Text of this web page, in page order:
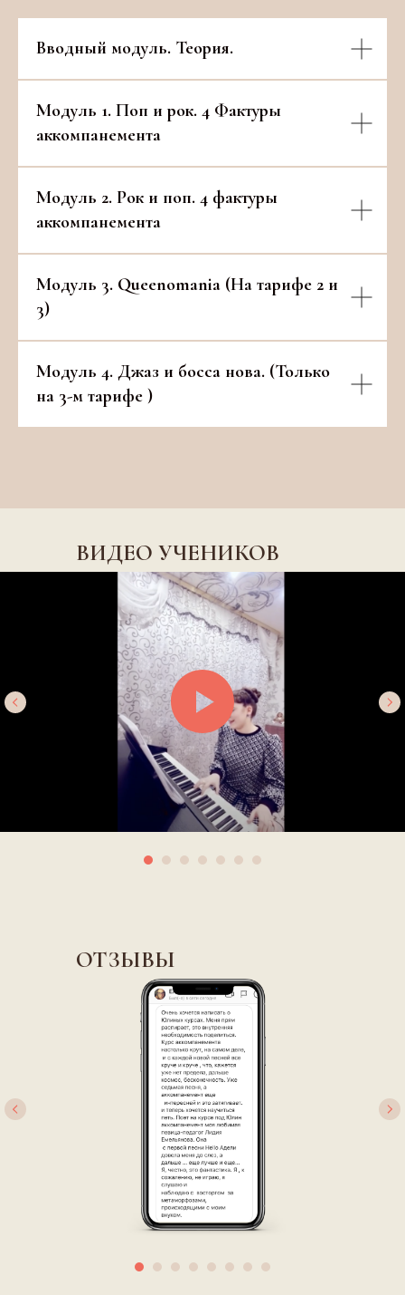
Вводный модуль. Теория.
Модуль 1. Поп и рок. 4 Фактуры
аккомпанемента
Модуль 2. Рок и поп. 4 фактуры
аккомпанемента
Модуль 3. Queenomania (На тарифе 2 и
3)
Модуль 4. Джаз и босса нова. (Только
на 3-м тарифе )
ВИДЕО УЧЕНИКОВ
ОТЗЫВЫ